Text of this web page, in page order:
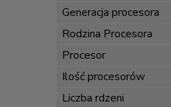
Generacja procesora
Rodzina Procesora
Procesor
Ilość procesorów
Liczba rdzeni